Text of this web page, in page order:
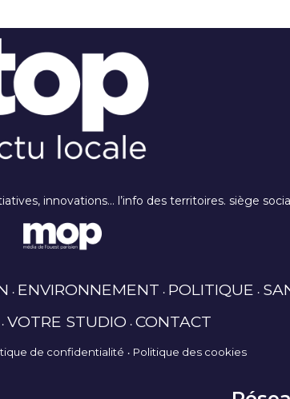
innovations… l’info des territoires. siège
ENVIRONNEMENT POLITIQUE
VOTRE STUDIO CONTACT
de confidentialité Politique des cookies